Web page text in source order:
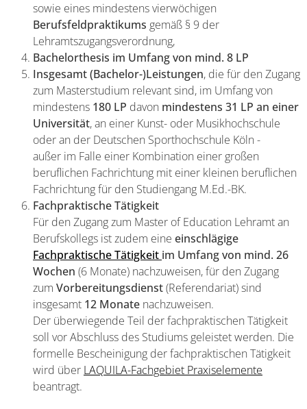
sowie eines mindestens vierwöchigen
Berufsfeldpraktikums gemäß § 9 der
Lehramtszugangsverordnung,
Bachelorthesis im Umfang von mind. 8 LP
Insgesamt (Bachelor-)Leistungen, die für den Zugang
zum Masterstudium relevant sind, im Umfang von
mindestens 180 LP davon mindestens 31 LP an einer
Universität, an einer Kunst- oder Musikhochschule
oder an der Deutschen Sporthochschule Köln -
außer im Falle einer Kombination einer großen
beruflichen Fachrichtung mit einer kleinen beruflichen
Fachrichtung für den Studiengang M.Ed.-BK.
Fachpraktische Tätigkeit
Für den Zugang zum Master of Education Lehramt an
Berufskollegs ist zudem eine einschlägige
Fachpraktische Tätigkeit im Umfang von mind. 26
Wochen (6 Monate) nachzuweisen, für den Zugang
zum Vorbereitungsdienst(Referendariat) sind
insgesamt 12 Monate nachzuweisen.
Der überwiegende Teil der fachpraktischen Tätigkeit
soll vor Abschluss des Studiums geleistet werden. Die
formelle Bescheinigung der fachpraktischen Tätigkeit
wird über LAQUILA-Fachgebiet Praxiselemente
beantragt.